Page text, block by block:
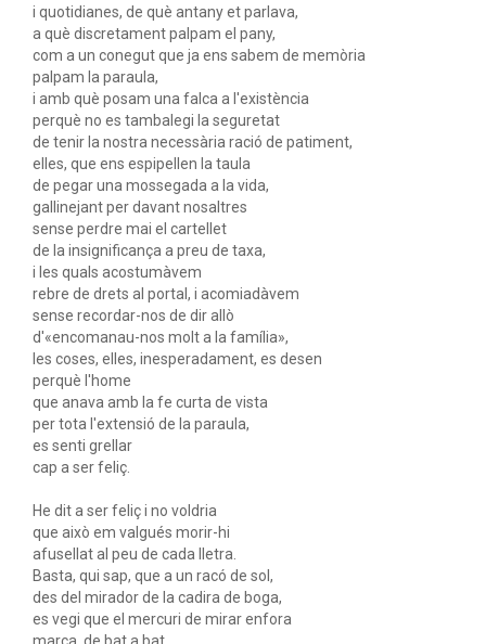
i quotidianes, de què antany et parlava,
a què discretament palpam el pany,
com a un conegut que ja ens sabem de memòria
palpam la paraula,
i amb què posam una falca a l'existència
perquè no es tambalegi la seguretat
de tenir la nostra necessària ració de patiment,
elles, que ens espipellen la taula
de pegar una mossegada a la vida,
gallinejant per davant nosaltres
sense perdre mai el cartellet
de la insignificança a preu de taxa,
i les quals acostumàvem
rebre de drets al portal, i acomiadàvem
sense recordar-nos de dir allò
d'«encomanau-nos molt a la família»,
les coses, elles, inesperadament, es desen
perquè l'home
que anava amb la fe curta de vista
per tota l'extensió de la paraula,
es senti grellar
cap a ser feliç.
He dit a ser feliç i no voldria
que això em valgués morir-hi
afusellat al peu de cada lletra.
Basta, qui sap, que a un racó de sol,
des del mirador de la cadira de boga,
es vegi que el mercuri de mirar enfora